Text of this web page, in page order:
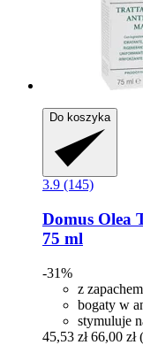
Do koszyka
3.9 (145)
Domus Olea
75 ml
-31%
z
bogaty w
stymuluje
45,53 zł 66,00 zł